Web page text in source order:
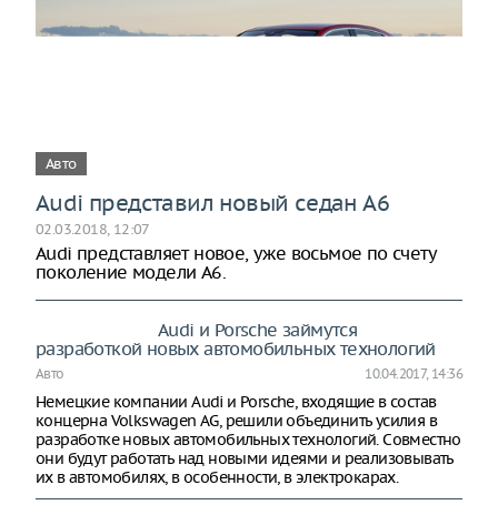
Авто
Audi представил новый седан A6
02.03.2018, 12:07
Audi представляет новое, уже восьмое по счету
поколение модели A6.
Audi и Porsche займутся
разработкой новых автомобильных технологий
Авто 10.04.2017, 14:36
Немецкие компании Audi и Porsche, входящие в состав
концерна Volkswagen AG, решили объединить усилия в
разработке новых автомобильных технологий. Совместно
они будут работать над новыми идеями и реализовывать
их в автомобилях, в особенности, в электрокарах.